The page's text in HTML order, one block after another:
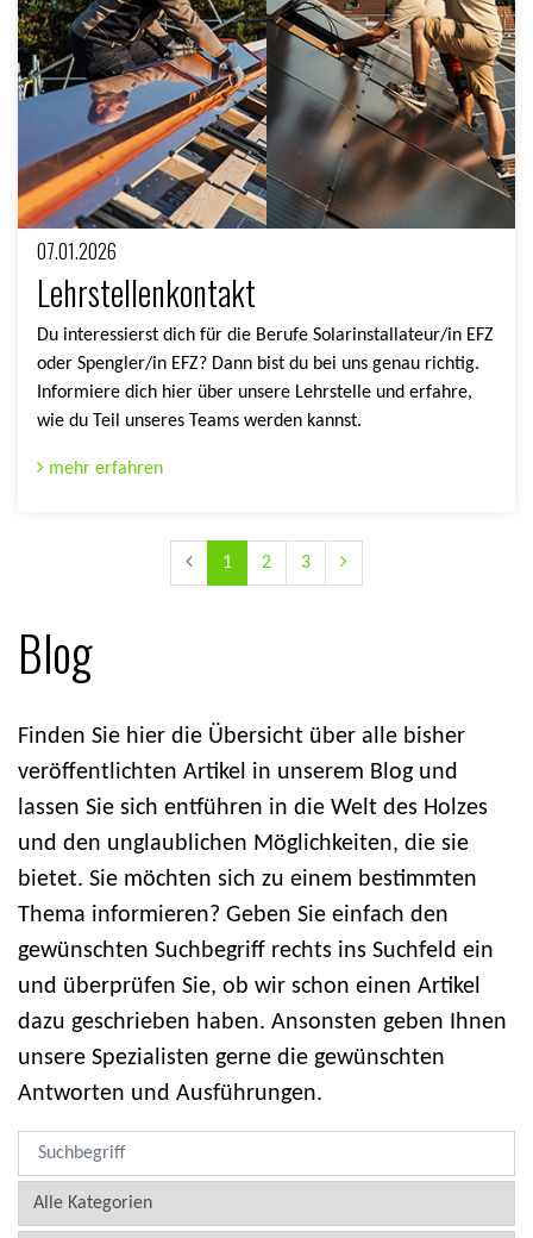
07.01.2026
Lehrstellenkontakt
Du interessierst dich für die Berufe Solarinstallateur/in EFZ
oder Spengler/in EFZ? Dann bist du bei uns genau richtig.
Informiere dich hier über unsere Lehrstelle und erfahre,
wie du Teil unseres Teams werden kannst.
mehr erfahren
1 2 3
Blog
Finden Sie hier die Übersicht über alle bisher
veröffentlichten Artikel in unserem Blog und
lassen Sie sich entführen in die Welt des Holzes
und den unglaublichen Möglichkeiten, die sie
bietet. Sie möchten sich zu einem bestimmten
Thema informieren? Geben Sie einfach den
gewünschten Suchbegriff rechts ins Suchfeld ein
und überprüfen Sie, ob wir schon einen Artikel
dazu geschrieben haben. Ansonsten geben Ihnen
unsere Spezialisten gerne die gewünschten
Antworten und Ausführungen.
beitragskategorie